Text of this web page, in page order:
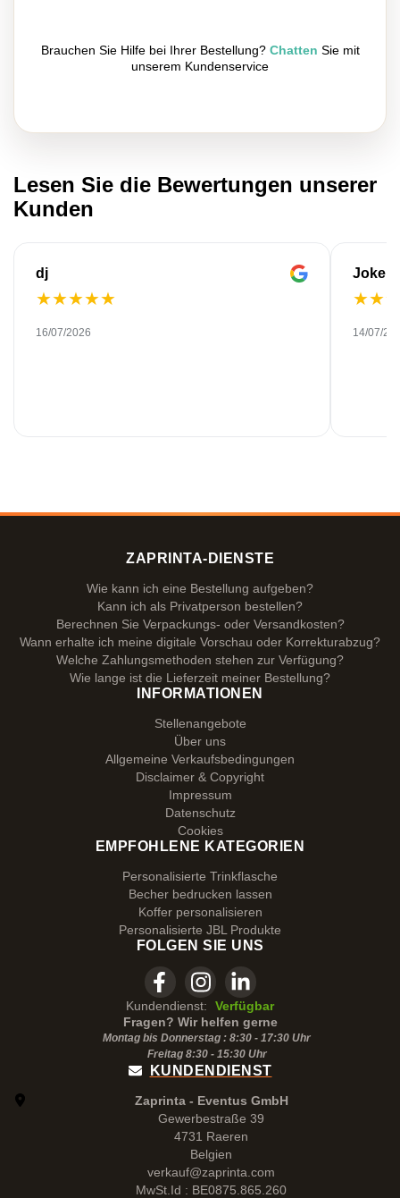
Brauchen Sie Hilfe bei Ihrer Bestellung? Chatten Sie mit
unserem Kundenservice
Lesen Sie die Bewertungen unserer
Kunden
dj
★★★★★
16/07/2026
Joke
★★
14/07/
ZAPRINTA-DIENSTE
Wie kann ich eine Bestellung aufgeben?
Kann ich als Privatperson bestellen?
Berechnen Sie Verpackungs- oder Versandkosten?
Wann erhalte ich meine digitale Vorschau oder Korrekturabzug?
Welche Zahlungsmethoden stehen zur Verfügung?
Wie lange ist die Lieferzeit meiner Bestellung?
INFORMATIONEN
Stellenangebote
Über uns
Allgemeine Verkaufsbedingungen
Disclaimer & Copyright
Impressum
Datenschutz
Cookies
EMPFOHLENE KATEGORIEN
Personalisierte Trinkflasche
Becher bedrucken lassen
Koffer personalisieren
Personalisierte JBL Produkte
FOLGEN SIE UNS
Kundendienst:
Verfügbar
Fragen? Wir helfen gerne
Montag bis Donnerstag : 8:30 - 17:30 Uhr
Freitag 8:30 - 15:30Uhr
KUNDENDIENST
Zaprinta - Eventus GmbH
Gewerbestraße 39
4731 Raeren
Belgien
verkauf@zaprinta.com
MwSt.Id : BE0875.865.260